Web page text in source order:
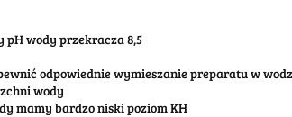
pH wody przekracza 8,5
odpowiednie wymieszanie preparatu w
wody
mamy bardzo niski poziom KH